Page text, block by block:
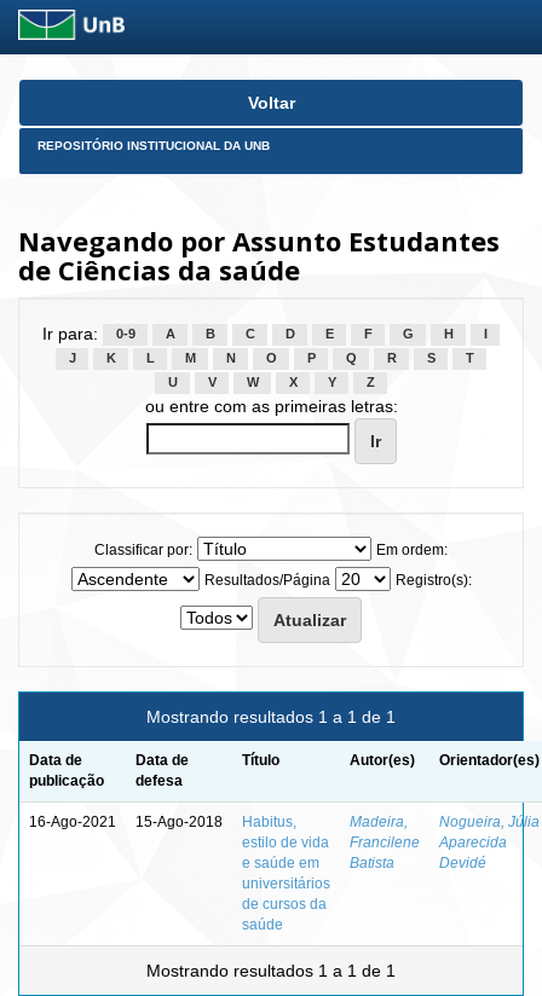
Skip
Voltar
REPOSITÓRIO INSTITUCIONAL DA UNB
Navegando por Assunto Estudantes
de Ciências da saúde
Ir para: 0-9 A B C D E F G H
J
K L M N O P Q R S
T
U
V W X Y Z
ou entre com as primeiras letras:
Classificar por:
Em ordem:
Resultados/Página
Registro(s):
Mostrando resultados 1 a 1 de 1
Data de
publicação
Data de
defesa
Título Autor(es) Orientador(es)
16-Ago-2021 15-Ago-2018
Habitus,
estilo de vida
e saúde em
universitários
de cursos da
saúde
Madeira,
Francilene
Batista
Nogueira, Júlia
Aparecida
Devidé
Mostrando resultados 1 a 1 de 1